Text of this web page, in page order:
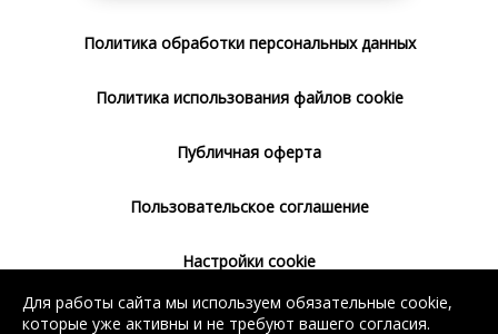
Политика обработки персональных данных
Политика использования файлов cookie
Публичная оферта
Пользовательское соглашение
Настройки cookie
Согласие на использование сервиса
Для работы сайта мы используем обязательные cookie,
которые уже активны и не требуют вашего согласия.